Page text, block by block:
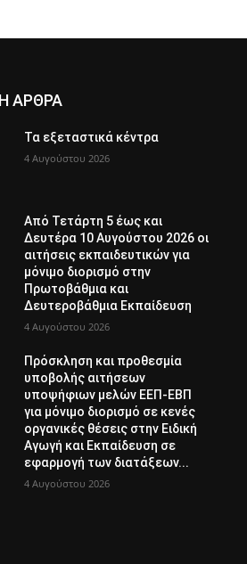
ΑΡΘΡΑ
Τα εξεταστικά κέντρα
4 Αυγούστου 2026
Από Τετάρτη 5 έως και
Δευτέρα 10 Αυγούστου 2026 οι
αιτήσεις εκπαιδευτικών για
μόνιμο διορισμό στην
Πρωτοβάθμια και
Δευτεροβάθμια Εκπαίδευση
4 Αυγούστου 2026
Πρόσκληση και προθεσμία
υποβολής αιτήσεων
υποψήφιων μελών ΕΕΠ-ΕΒΠ
για μόνιμο διορισμό σε κενές
οργανικές θέσεις στην Ειδική
Αγωγή και Εκπαίδευση σε
εφαρμογή των διατάξεων...
4 Αυγούστου 2026